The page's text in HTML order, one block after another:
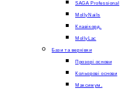
SAGA Professional
MollyNails
Клавікорд.
MollyLac
Бази та верхівки
Прозорі основи
Кольорові основи
Максимум.